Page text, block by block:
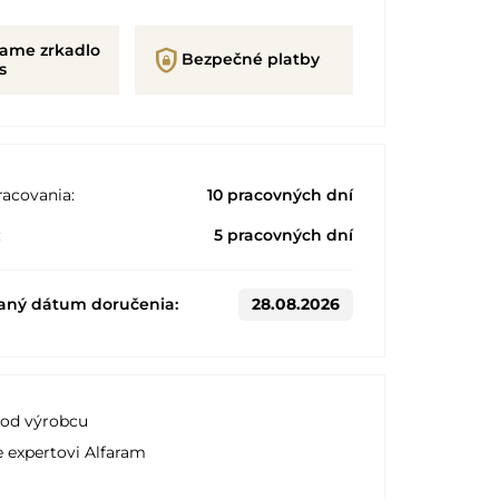
zrkadlo
shield_lock Bezpečné platby
10 pracovných dní
5 pracovných dní
dátum doručenia: 28.08.2026
výrobcu
expertovi Alfaram